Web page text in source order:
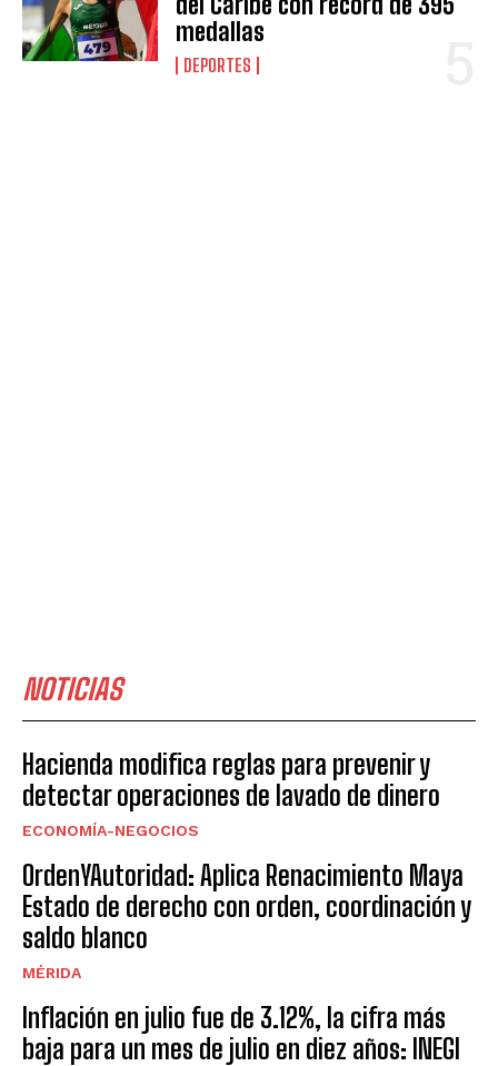
medallas
DEPORTES
NOTICIAS
Hacienda modifica reglas para prevenir y
detectar operaciones de lavado de dinero
ECONOMÍA-NEGOCIOS
OrdenYAutoridad: Aplica Renacimiento Maya
Estado de derecho con orden, coordinación y
saldo blanco
MÉRIDA
Inflación en julio fue de 3.12%, la cifra más
baja para un mes de julio en diez años: INEGI